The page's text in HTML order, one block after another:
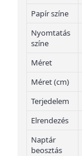
Papír színe
Nyomtatás
színe
Méret
Méret (cm)
Terjedelem
Elrendezés
Naptár
beosztás